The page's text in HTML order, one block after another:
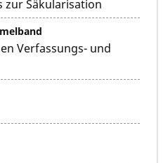
zur Säkularisation
Verfassungs- und